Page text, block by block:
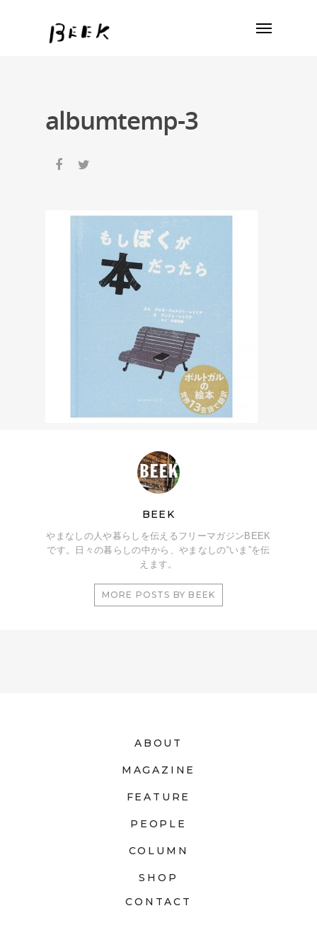
albumtemp-3
BEEK
やまなしの人や暮らしを伝えるフリーマガジンBEEK
です。日々の暮らしの中から、やまなしの“いま”を伝
えます。
MORE POSTS BY BEEK
ABOUT
MAGAZINE
FEATURE
PEOPLE
COLUMN
SHOP
CONTACT